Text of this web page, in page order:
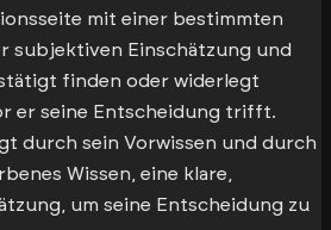
mit einer bestimmten
subjektiven Einschätzung und
finden oder widerlegt
er seine Entscheidung trifft.
durch sein Vorwissen und durch
Wissen, eine klare,
um seine Entscheidung zu